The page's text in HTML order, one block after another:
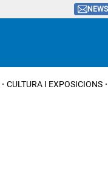
CULTURA I EXPOSICIONS